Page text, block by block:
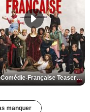
De la Comédie-Française Teaser VF
manquer